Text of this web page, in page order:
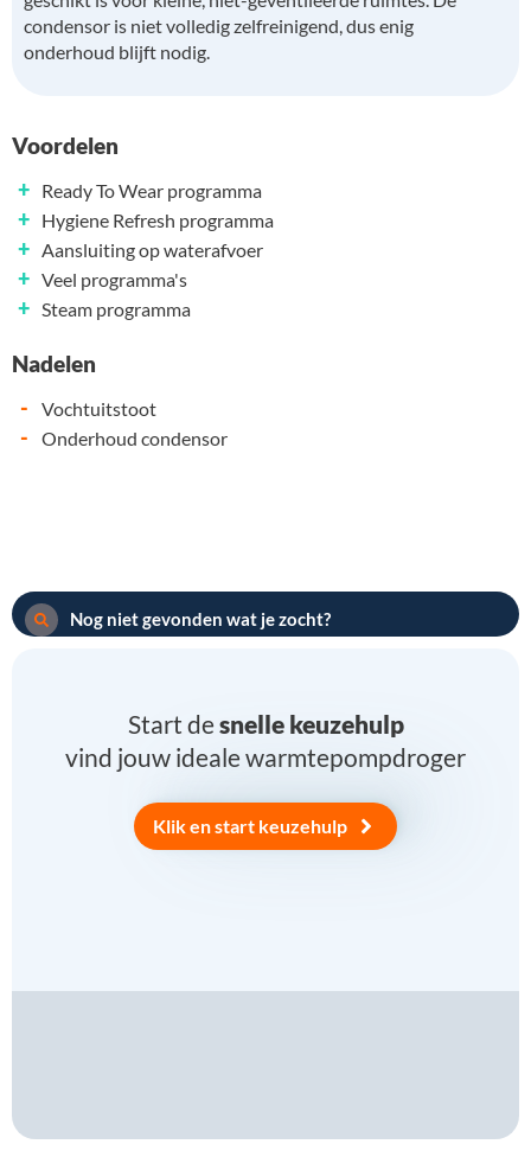
condensor is niet volledig zelfreinigend, dus enig
onderhoud blijft nodig.
Voordelen
+ Ready To Wear programma
+ Hygiene Refresh programma
+ Aansluiting op waterafvoer
+ Veel programma's
+ Steam programma
Nadelen
- Vochtuitstoot
- Onderhoud condensor
Nog niet gevonden wat je zocht?
Start desnelle keuzehulp
vind jouw ideale warmtepompdroger
Klik en start keuzehulp